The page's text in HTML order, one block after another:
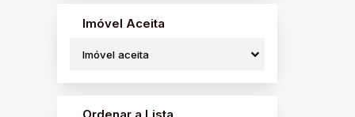
Águas da Prata (1)
Imóvel Aceita
Imóvel aceita